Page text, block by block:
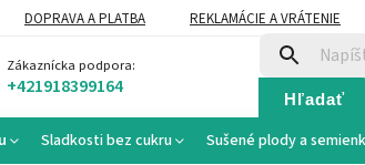
DOPRAVA A PLATBA REKLAMÁCIE A VRÁTENIE
Zákaznícka podpora:
+421918399164 Hľadať
Sladkosti bez cukru Sušené plody a